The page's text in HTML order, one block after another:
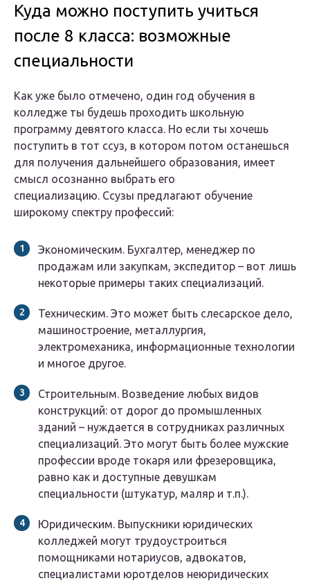
Куда можно поступить учиться
после 8 класса: возможные
специальности
Как уже было отмечено, один год обучения в
колледже ты будешь проходить школьную
программу девятого класса. Но если ты хочешь
поступить в тот ссуз, в котором потом останешься
для получения дальнейшего образования, имеет
смысл осознанно выбрать его
специализацию. Ссузы предлагают обучение
широкому спектру профессий:
Экономическим. Бухгалтер, менеджер по
продажам или закупкам, экспедитор – вот лишь
некоторые примеры таких специализаций.
Техническим. Это может быть слесарское дело,
машиностроение, металлургия,
электромеханика, информационные технологии
и многое другое.
Строительным. Возведение любых видов
конструкций: от дорог до промышленных
зданий – нуждается в сотрудниках различных
специализаций. Это могут быть более мужские
профессии вроде токаря или фрезеровщика,
равно как и доступные девушкам
специальности (штукатур, маляр и т.п.).
Юридическим. Выпускники юридических
колледжей могут трудоустроиться
помощниками нотариусов, адвокатов,
специалистами юротделов неюридических